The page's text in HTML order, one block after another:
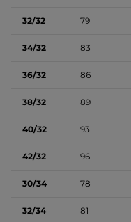
32/32 79
34/32 83
36/32 86
38/32 89
40/32 93
42/32 96
30/34 78
32/34 81